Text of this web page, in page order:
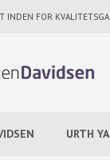
INDEN FOR
URTH